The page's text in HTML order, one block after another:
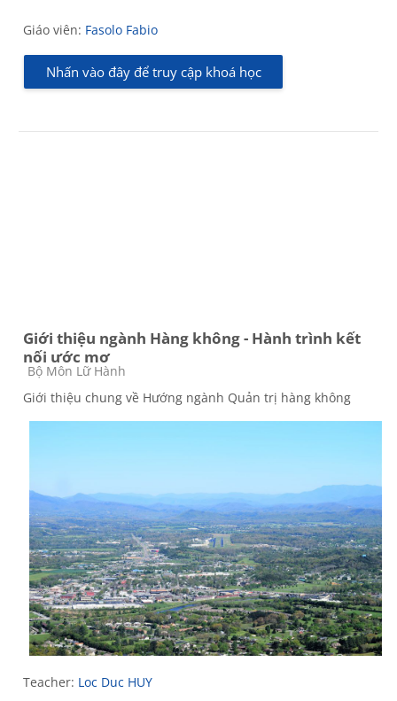
Giáo viên: Fasolo Fabio
Nhấn vào đây để truy cập khoá học
Giới thiệu ngành Hàng không - Hành trình kết
nối ước mơ
Các loại khóa học
Bộ Môn Lữ Hành
Giới thiệu chung về Hướng ngành Quản trị hàng không
Teacher: Loc Duc HUY